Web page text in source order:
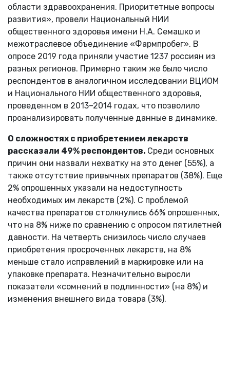
области здравоохранения. Приоритетные вопросы
развития», провели Национальный НИИ
общественного здоровья имени Н.А. Семашко и
межотраслевое объединение «Фармпробег». В
опросе 2019 года приняли участие 1237 россиян из
разных регионов. Примерно таким же было число
респондентов в аналогичном исследовании ВЦИОМ
и Национального НИИ общественного здоровья,
проведенном в 2013–2014 годах, что позволило
проанализировать полученные данные в динамике.
О сложностях с приобретением лекарств
рассказали 49% респондентов. Среди основных
причин они назвали нехватку на это денег (55%), а
также отсутствие привычных препаратов (38%). Еще
2% опрошенных указали на недоступность
необходимых им лекарств (2%). С проблемой
качества препаратов столкнулись 66% опрошенных,
что на 8% ниже по сравнению с опросом пятилетней
давности. На четверть снизилось число случаев
приобретения просроченных лекарств, на 8%
меньше стало исправлений в маркировке или на
упаковке препарата. Незначительно выросли
показатели «сомнений в подлинности» (на 8%) и
изменения внешнего вида товара (3%).